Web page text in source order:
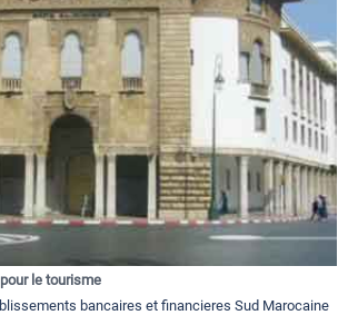
le tourisme
bancaires et financieres Sud Marocaine